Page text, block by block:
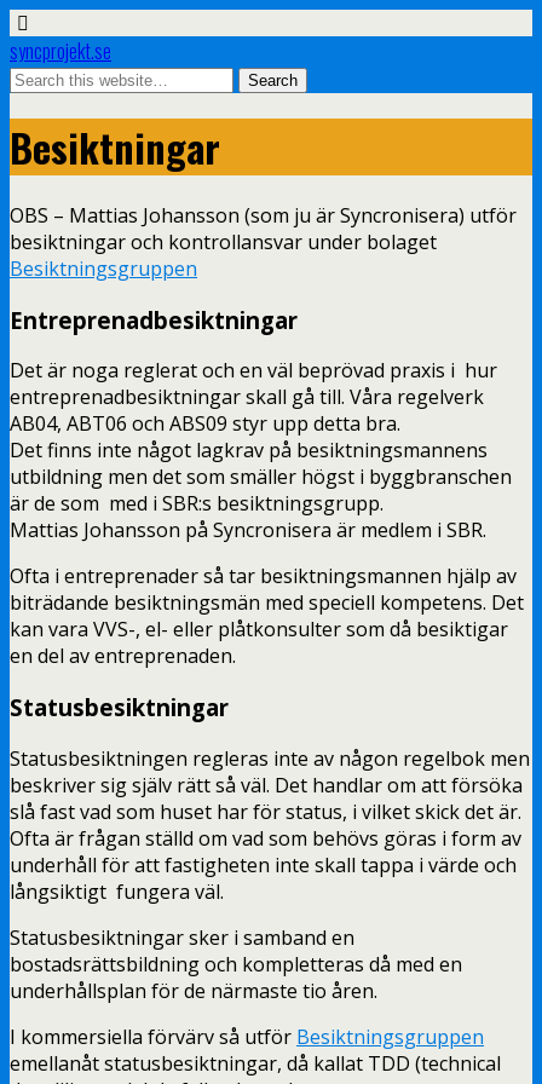
syncprojekt.se
Besiktningar
OBS – Mattias Johansson (som ju är Syncronisera) utför
besiktningar och kontrollansvar under bolaget
Besiktningsgruppen
Entreprenadbesiktningar
Det är noga reglerat och en väl beprövad praxis i hur
entreprenadbesiktningar skall gå till. Våra regelverk
AB04, ABT06 och ABS09 styr upp detta bra.
Det finns inte något lagkrav på besiktningsmannens
utbildning men det som smäller högst i byggbranschen
är de som med i SBR:s besiktningsgrupp.
Mattias Johansson på Syncronisera är medlem i SBR.
Ofta i entreprenader så tar besiktningsmannen hjälp av
biträdande besiktningsmän med speciell kompetens. Det
kan vara VVS-, el- eller plåtkonsulter som då besiktigar
en del av entreprenaden.
Statusbesiktningar
Statusbesiktningen regleras inte av någon regelbok men
beskriver sig själv rätt så väl. Det handlar om att försöka
slå fast vad som huset har för status, i vilket skick det är.
Ofta är frågan ställd om vad som behövs göras i form av
underhåll för att fastigheten inte skall tappa i värde och
långsiktigt fungera väl.
Statusbesiktningar sker i samband en
bostadsrättsbildning och kompletteras då med en
underhållsplan för de närmaste tio åren.
I kommersiella förvärv så utför Besiktningsgruppen
emellanåt statusbesiktningar, då kallat TDD (technical